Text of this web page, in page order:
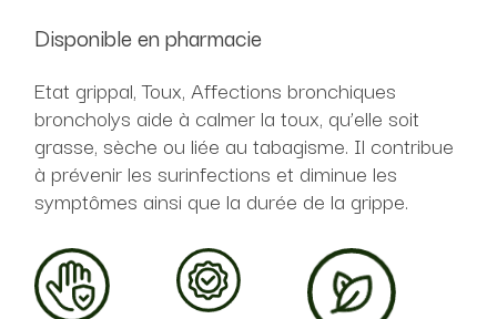
Disponible en pharmacie
Etat grippal, Toux, Affections bronchiques
broncholys aide à calmer la toux, qu’elle soit
grasse, sèche ou liée au tabagisme. Il contribue
à prévenir les surinfections et diminue les
symptômes ainsi que la durée de la grippe.